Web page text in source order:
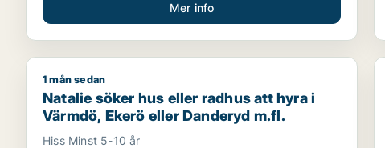
Mer info
Natalie söker hus eller radhus att hyra i Värmdö, Ekerö
1 mån sedan
Natalie söker hus eller radhus att hyra i
Värmdö, Ekerö eller Danderyd m.fl.
Hiss Minst 5-10 år